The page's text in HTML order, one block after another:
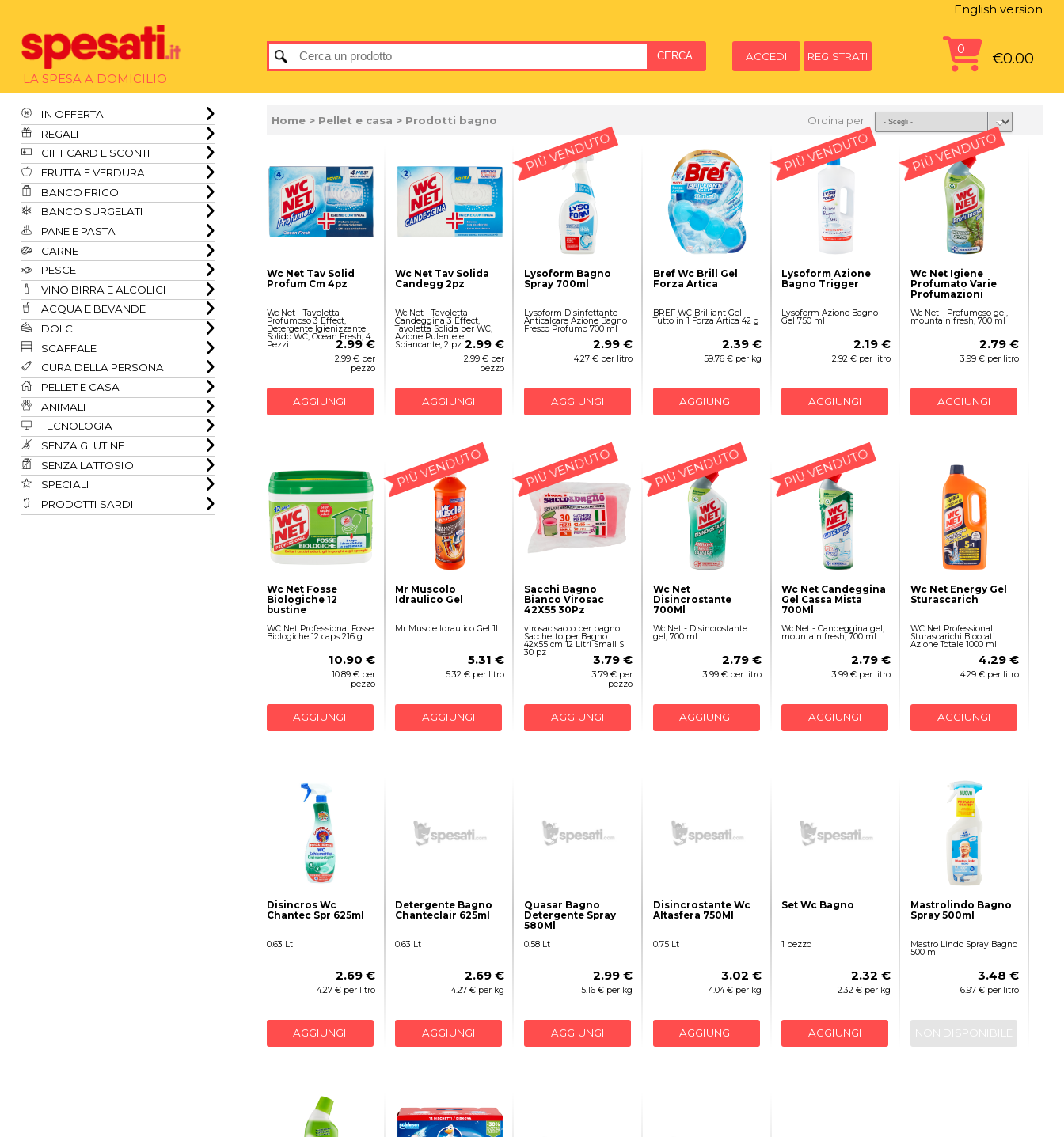
LA SPESA A DOMICILIO
English version
ACCEDI REGISTRATI
0
€0.00
IN OFFERTA
REGALI
GIFT CARD E SCONTI
FRUTTA E VERDURA
BANCO FRIGO
BANCO SURGELATI
PANE E PASTA
CARNE
PESCE
VINO BIRRA E ALCOLICI
ACQUA E BEVANDE
DOLCI
SCAFFALE
CURA DELLA PERSONA
PELLET E CASA
ANIMALI
TECNOLOGIA
SENZA GLUTINE
SENZA LATTOSIO
SPECIALI
PRODOTTI SARDI
Home > Pellet e casa > Prodotti bagno Ordina per
Wc Net Tav Solid
Profum Cm 4pz
Wc Net - Tavoletta
Profumoso 3 Effect,
Detergente Igienizzante
Solido WC, Ocean Fresh, 4
Pezzi 2.99 €
2.99 € per
pezzo
AGGIUNGI
Wc Net Tav Solida
Candegg 2pz
Wc Net - Tavoletta
Candeggina 3 Effect,
Tavoletta Solida per WC,
Azione Pulente e
Sbiancante, 2 pz 2.99 €
2.99 € per
pezzo
AGGIUNGI
PIÙ VENDUTO
Lysoform Bagno
Spray 700ml
Lysoform Disinfettante
Anticalcare Azione Bagno
Fresco Profumo 700 ml
2.99 €
4.27 € per litro
AGGIUNGI
Bref Wc Brill Gel
Forza Artica
BREF WC Brilliant Gel
Tutto in 1 Forza Artica 42 g
2.39 €
59.76 € per kg
AGGIUNGI
PIÙ VENDUTO
Lysoform Azione
Bagno Trigger
Lysoform Azione Bagno
Gel 750 ml
2.19 €
2.92 € per litro
AGGIUNGI
PIÙ VENDUTO
Wc Net Igiene
Profumato Varie
Profumazioni
Wc Net - Profumoso gel,
mountain fresh, 700 ml
2.79 €
3.99 € per litro
AGGIUNGI
Wc Net Fosse
Biologiche 12
bustine
WC Net Professional Fosse
Biologiche 12 caps 216 g
10.90 €
10.89 € per
pezzo
AGGIUNGI
PIÙ VENDUTO
Mr Muscolo
Idraulico Gel
Mr Muscle Idraulico Gel 1L
5.31 €
5.32 € per litro
AGGIUNGI
PIÙ VENDUTO
Sacchi Bagno
Bianco Virosac
42X55 30Pz
virosac sacco per bagno
Sacchetto per Bagno
42x55 cm 12 Litri Small S
30 pz
3.79 €
3.79 € per
pezzo
AGGIUNGI
PIÙ VENDUTO
Wc Net
Disincrostante
700Ml
Wc Net - Disincrostante
gel, 700 ml
2.79 €
3.99 € per litro
AGGIUNGI
PIÙ VENDUTO
Wc Net Candeggina
Gel Cassa Mista
700Ml
Wc Net - Candeggina gel,
mountain fresh, 700 ml
2.79 €
3.99 € per litro
AGGIUNGI
Wc Net Energy Gel
Sturascarich
WC Net Professional
Sturascarichi Bloccati
Azione Totale 1000 ml
4.29 €
4.29 € per litro
AGGIUNGI
Disincros Wc
Chantec Spr 625ml
0.63 Lt
2.69 €
4.27 € per litro
AGGIUNGI
Detergente Bagno
Chanteclair 625ml
0.63 Lt
2.69 €
4.27 € per kg
AGGIUNGI
Quasar Bagno
Detergente Spray
580Ml
0.58 Lt
2.99 €
5.16 € per kg
AGGIUNGI
Disincrostante Wc
Altasfera 750Ml
0.75 Lt
3.02 €
4.04 € per kg
AGGIUNGI
Set Wc Bagno
1 pezzo
2.32 €
2.32 € per kg
AGGIUNGI
Mastrolindo Bagno
Spray 500ml
Mastro Lindo Spray Bagno
500 ml
3.48 €
6.97 € per litro
NON DISPONIBILE